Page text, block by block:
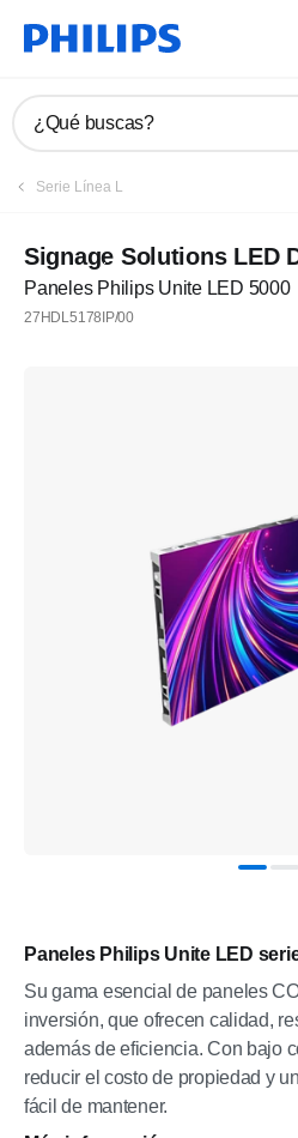
¿Qué buscas?
Serie Línea L
Signage Solutions LED
Paneles Philips Unite LED 5000
27HDL5178IP/00
Paneles Philips Unite LED
Su gama esencial de paneles
inversión, que ofrecen calidad,
además de eficiencia. Con bajo
reducir el costo de propiedad y
fácil de mantener.